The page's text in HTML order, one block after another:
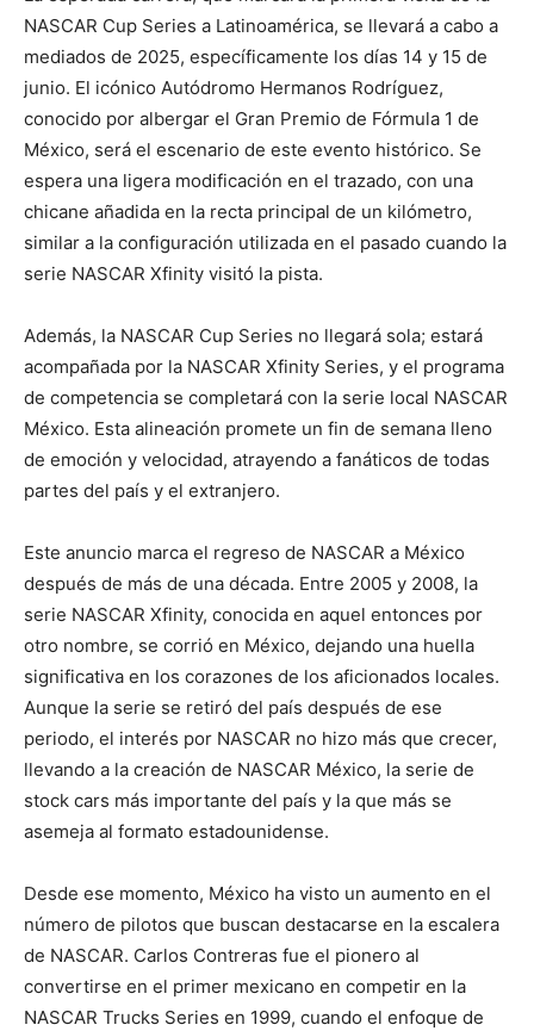
NASCAR Cup Series a Latinoamérica, se llevará a cabo a
mediados de 2025, específicamente los días 14 y 15 de
junio. El icónico Autódromo Hermanos Rodríguez,
conocido por albergar el Gran Premio de Fórmula 1 de
México, será el escenario de este evento histórico. Se
espera una ligera modificación en el trazado, con una
chicane añadida en la recta principal de un kilómetro,
similar a la configuración utilizada en el pasado cuando la
serie NASCAR Xfinity visitó la pista.
Además, la NASCAR Cup Series no llegará sola; estará
acompañada por la NASCAR Xfinity Series, y el programa
de competencia se completará con la serie local NASCAR
México. Esta alineación promete un fin de semana lleno
de emoción y velocidad, atrayendo a fanáticos de todas
partes del país y el extranjero.
Este anuncio marca el regreso de NASCAR a México
después de más de una década. Entre 2005 y 2008, la
serie NASCAR Xfinity, conocida en aquel entonces por
otro nombre, se corrió en México, dejando una huella
significativa en los corazones de los aficionados locales.
Aunque la serie se retiró del país después de ese
periodo, el interés por NASCAR no hizo más que crecer,
llevando a la creación de NASCAR México, la serie de
stock cars más importante del país y la que más se
asemeja al formato estadounidense.
Desde ese momento, México ha visto un aumento en el
número de pilotos que buscan destacarse en la escalera
de NASCAR. Carlos Contreras fue el pionero al
convertirse en el primer mexicano en competir en la
NASCAR Trucks Series en 1999, cuando el enfoque de